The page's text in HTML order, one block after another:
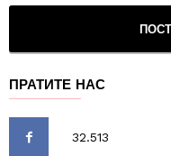
ПРАТИТЕ НАС